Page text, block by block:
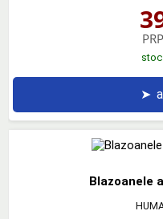
➤
Blazoanele